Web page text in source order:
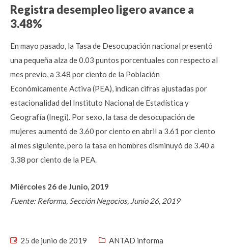
Registra desempleo ligero avance a
3.48%
En mayo pasado, la Tasa de Desocupación nacional presentó
una pequeña alza de 0.03 puntos porcentuales con respecto al
mes previo, a 3.48 por ciento de la Población
Económicamente Activa (PEA), indican cifras ajustadas por
estacionalidad del Instituto Nacional de Estadística y
Geografía (Inegi). Por sexo, la tasa de desocupación de
mujeres aumentó de 3.60 por ciento en abril a 3.61 por ciento
al mes siguiente, pero la tasa en hombres disminuyó de 3.40 a
3.38 por ciento de la PEA.
Miércoles 26 de Junio, 2019
Fuente: Reforma, Sección Negocios, Junio 26, 2019
25 de junio de 2019 ANTAD informa